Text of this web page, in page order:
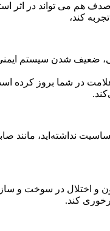
هم می تواند در اثر
کند،
ضعیف شدن سیستم
علامت در شما بروز
نداشته‌اید، مانند
و اختلال در سوخت و
کند.